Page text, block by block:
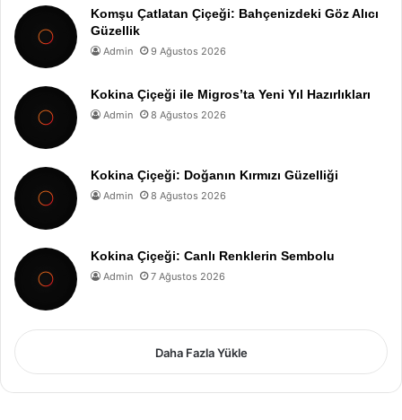
Komşu Çatlatan Çiçeği: Bahçenizdeki Göz Alıcı
Güzellik
Admin 9 Ağustos 2026
Kokina Çiçeği ile Migros’ta Yeni Yıl Hazırlıkları
Admin 8 Ağustos 2026
Kokina Çiçeği: Doğanın Kırmızı Güzelliği
Admin 8 Ağustos 2026
Kokina Çiçeği: Canlı Renklerin Sembolu
Admin 7 Ağustos 2026
Daha Fazla Yükle